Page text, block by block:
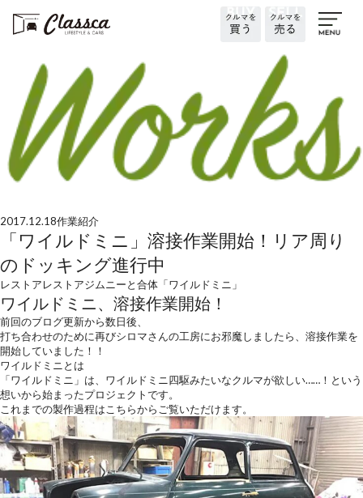
2017.12.18作業紹介
「ワイルドミニ」溶接作業開始！リア周り
のドッキング進行中
レストアレストアジムニーと合体「ワイルドミニ」
ワイルドミニ、溶接作業開始！
前回のブログ更新から数日後、
打ち合わせのために再びシロマさんの工房にお邪魔しましたら、溶接作業を
開始していました！！
ワイルドミニとは
「ワイルドミニ」は、ワイルドミニ四駆みたいなクルマが欲しい……！という
想いから始まったプロジェクトです。
これまでの製作過程は こちらから ご覧いただけます。